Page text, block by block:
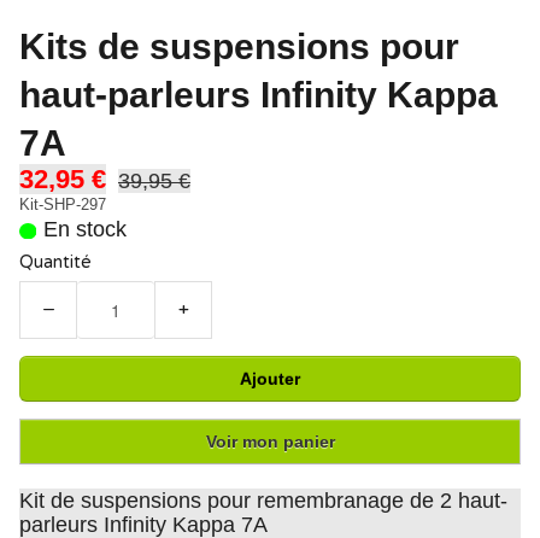
Kits de suspensions pour
haut-parleurs Infinity Kappa
7A
32,95 € 39,95 €
Kit-SHP-297
En stock
Quantité
− +
Ajouter
Voir mon panier
Kit de suspensions pour remembranage de 2 haut-
parleurs Infinity Kappa 7A